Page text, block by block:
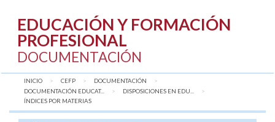
EDUCACIÓN Y FORMACIÓN
PROFESIONAL
DOCUMENTACIÓN
INICIO CEFP
DOCUMENTACIÓN
DOCUMENTACIÓN EDUCAT...
DISPOSICIONES EN EDU...
AQUÍ:
ÍNDICES POR MATERIAS